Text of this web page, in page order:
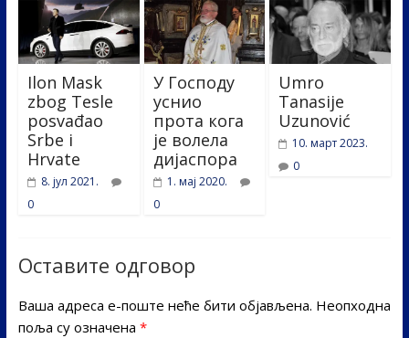
Ilon Mask
zbog Tesle
posvađao
Srbe i
Hrvate
8. јул 2021.
0
У Господу
уснио
прота кога
је волела
дијаспора
1. мај 2020.
0
Umro
Tanasije
Uzunović
10. март 2023.
0
Оставите одговор
Ваша адреса е-поште неће бити објављена. Неопходна
поља су означена *